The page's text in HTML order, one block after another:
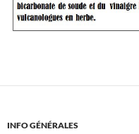
INFO GÉNÉRALES